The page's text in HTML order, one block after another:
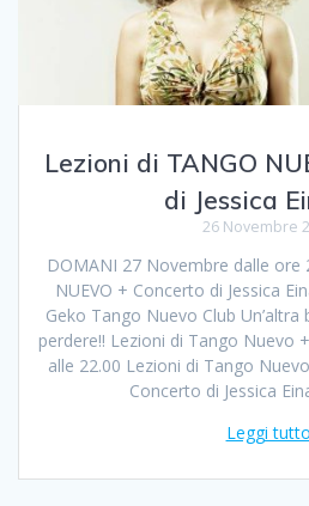
Lezioni di TANGO
di Jessica
26 Novembre
DOMANI 27 Novembre dalle ore
NUEVO + Concerto di Jessica
Geko Tango Nuevo Club
perdere!! Lezioni di Tango Nuevo
alle 22.00 Lezioni di Tango
Concerto di Jessica
Leggi tutto